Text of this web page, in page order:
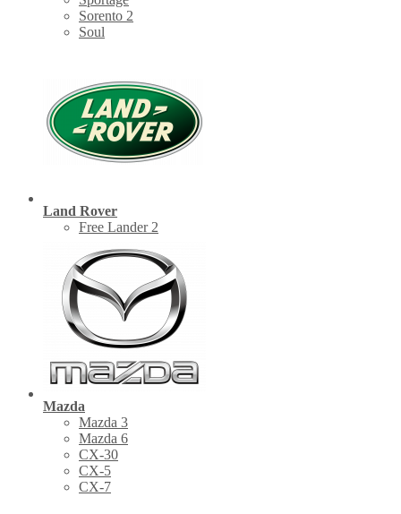
Sorento 2
Soul
Land Rover
Free Lander 2
Mazda
Mazda 3
Mazda 6
CX-30
СХ-5
CX-7